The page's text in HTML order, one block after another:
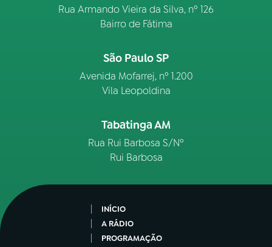
Rua Armando Vieira da Silva, nº 126
Bairro de Fátima
São Paulo SP
Avenida Mofarrej, nº 1.200
Vila Leopoldina
Tabatinga AM
Rua Rui Barbosa S/Nº
Rui Barbosa
INÍCIO
A RÁDIO
PROGRAMAÇÃO